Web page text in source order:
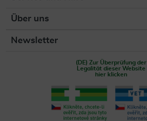
Über uns
Newsletter
(DE) Zur Überprüfung der
Legalität dieser Website
hier klicken